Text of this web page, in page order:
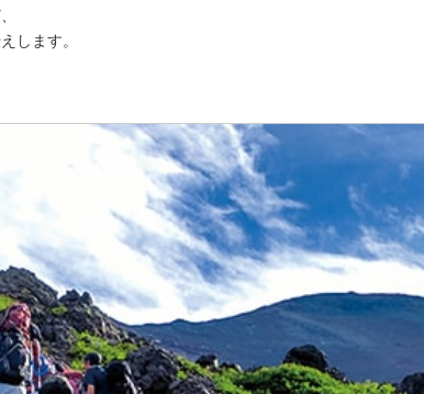
します。